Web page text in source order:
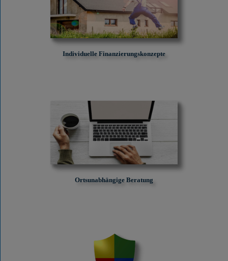
Individuelle Finanzierungskonzepte
Ortsunabhängige Beratung